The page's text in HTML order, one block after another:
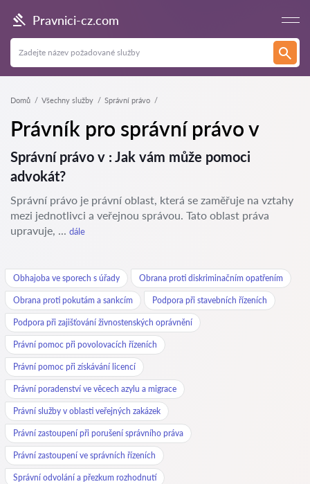
Pravnici-cz.com
Domů Všechny služby Správní právo
Právník pro správní právo v
Správní právo v : Jak vám může pomoci
advokát?
Správní právo je právní oblast, která se zaměřuje na vztahy
mezi jednotlivci a veřejnou správou. Tato oblast práva
upravuje, ... dále
Obhajoba ve sporech s úřady Obrana proti diskriminačním opatřením
Obrana proti pokutám a sankcím Podpora při stavebních řízeních
Podpora při zajišťování živnostenských oprávnění
Právní pomoc při povolovacích řízeních
Právní pomoc při získávání licencí
Právní poradenství ve věcech azylu a migrace
Právní služby v oblasti veřejných zakázek
Právní zastoupení při porušení správního práva
Právní zastoupení ve správních řízeních
Správní odvolání a přezkum rozhodnutí